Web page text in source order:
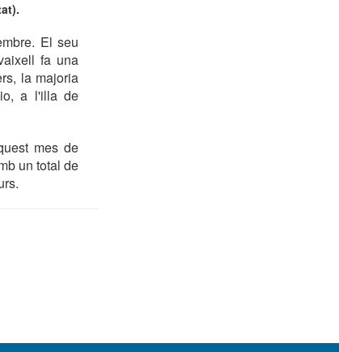
El seu
fa una
la majoria
a l'illa de
mes de
un total de